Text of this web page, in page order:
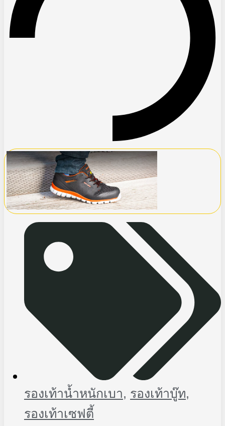
รองเท้าน้ำหนักเบา, รองเท้าบู๊ท,
รองเท้าเซฟตี้